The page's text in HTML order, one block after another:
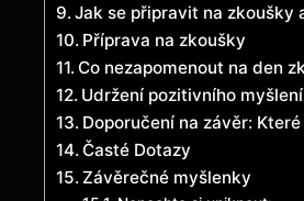
Jak se připravit na zkoušky
Příprava na zkoušky
Co nezapomenout na den
Udržení pozitivního myšlení
Doporučení na závěr:
Časté Dotazy
Závěrečné myšlenky